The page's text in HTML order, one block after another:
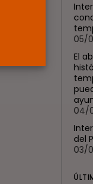
05/
El
04/
del
03/